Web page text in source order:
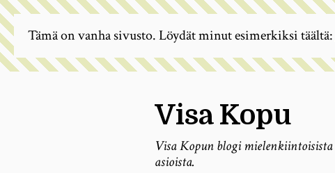
Visa Kopu
Visa Kopun blogi mielenkiintoisista
asioista.
Tämä on vanha sivusto. Löydät minut esimerkiksi täältä: